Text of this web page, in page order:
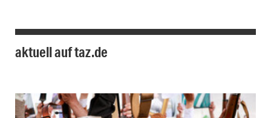
aktuell auf taz.de